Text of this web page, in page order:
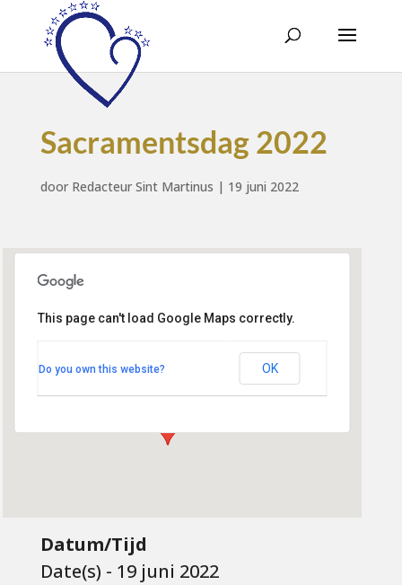
Sacramentsdag 2022
door Redacteur Sint Martinus | 19 juni 2022
Geloofsgemeenschap Sint
Kerklaan 22 - Hoogland
This page can't load Google Maps correctly.
Do you own this website? OK
Datum/Tijd
Date(s) - 19 juni 2022